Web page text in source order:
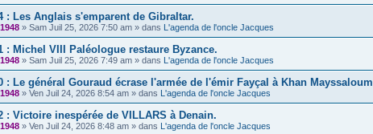
: Les Anglais s'emparent de Gibraltar.
» Sam Juil 25, 2026 7:50 am » dans L'agenda de l'oncle Jacques
: Michel VIII Paléologue restaure Byzance.
» Sam Juil 25, 2026 7:49 am » dans L'agenda de l'oncle Jacques
: Le général Gouraud écrase l'armée de l'émir Fayçal à Khan Mayssaloum
» Ven Juil 24, 2026 8:54 am » dans L'agenda de l'oncle Jacques
: Victoire inespérée de VILLARS à Denain.
» Ven Juil 24, 2026 8:48 am » dans L'agenda de l'oncle Jacques